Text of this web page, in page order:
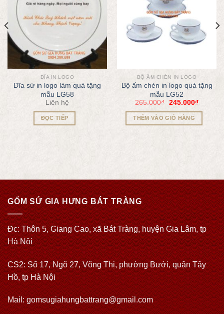
ĐĨA IN LOGO
Đĩa sứ in logo làm quà tặng
mẫu LG58
Liên hệ
ĐỌC TIẾP
BỘ ẤM CHÉN IN LOGO
Bộ ấm chén in logo quà tặng
mẫu LG52
265.000₫ 245.000₫
THÊM VÀO GIỎ HÀNG
GỐM SỨ GIA HƯNG BÁT TRÀNG
Đc: Thôn 5, Giang Cao, xã Bát Tràng, huyện Gia Lâm, tp
Hà Nội
CS2: Số 17, Ngõ 27, Võng Thị, phường Bưởi, quận Tây
Hồ, tp Hà Nội
Mail: gomsugiahungbattrang@gmail.com